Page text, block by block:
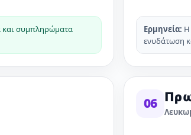
και συμπληρώματα
Ερμηνεία: Η
ενυδάτωση
06